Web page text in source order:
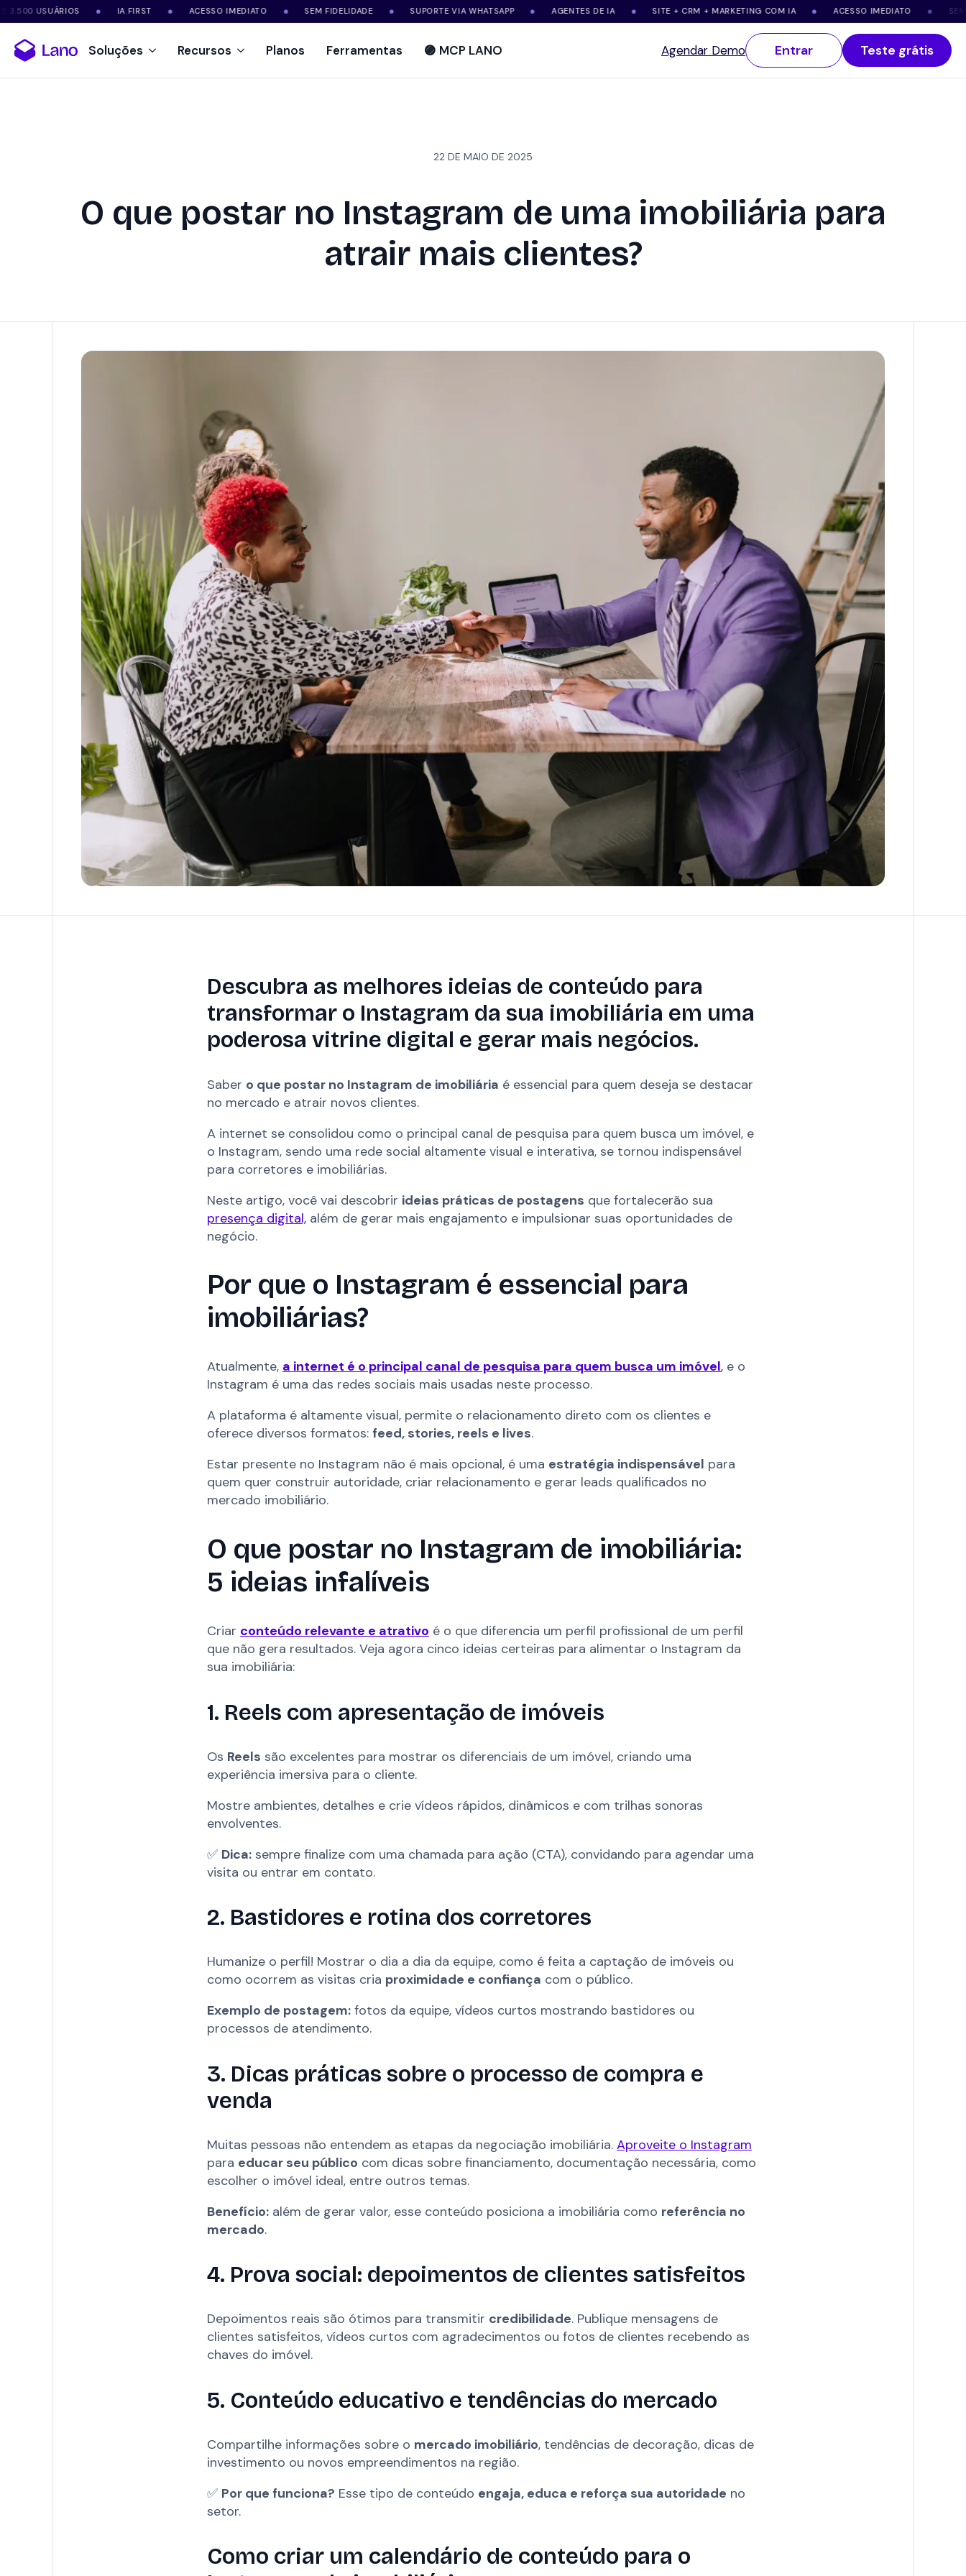
● IA FIRST ● ACESSO IMEDIATO ● SEM FIDELIDADE ● SUPORTE VIA WHATSAPP ● AGENTES DE IA ● SITE + CRM + MARKETING COM IA ● ACESSO IMEDIATO ● SEM
Soluções Recursos Planos Ferramentas 🟣 MCP LANO Agendar Demo Entrar Teste grátis
22 DE MAIO DE 2025
O que postar no Instagram de uma imobiliária para
atrair mais clientes?
Descubra as melhores ideias de conteúdo para
transformar o Instagram da sua imobiliária em uma
poderosa vitrine digital e gerar mais negócios.
Saber o que postar no Instagram de imobiliária é essencial para quem deseja se destacar
no mercado e atrair novos clientes.
A internet se consolidou como o principal canal de pesquisa para quem busca um imóvel, e
o Instagram, sendo uma rede social altamente visual e interativa, se tornou indispensável
para corretores e imobiliárias.
Neste artigo, você vai descobrir ideias práticas de postagens que fortalecerão sua
presença digital, além de gerar mais engajamento e impulsionar suas oportunidades de
negócio.
Por que o Instagram é essencial para
imobiliárias?
Atualmente, a internet é o principal canal de pesquisa para quem busca um imóvel, e o
Instagram é uma das redes sociais mais usadas neste processo.
A plataforma é altamente visual, permite o relacionamento direto com os clientes e
oferece diversos formatos: feed, stories, reels e lives.
Estar presente no Instagram não é mais opcional, é uma estratégia indispensável para
quem quer construir autoridade, criar relacionamento e gerar leads qualificados no
mercado imobiliário.
O que postar no Instagram de imobiliária:
5 ideias infalíveis
Criar conteúdo relevante e atrativo é o que diferencia um perfil profissional de um perfil
que não gera resultados. Veja agora cinco ideias certeiras para alimentar o Instagram da
sua imobiliária:
1. Reels com apresentação de imóveis
Os Reels são excelentes para mostrar os diferenciais de um imóvel, criando uma
experiência imersiva para o cliente.
Mostre ambientes, detalhes e crie vídeos rápidos, dinâmicos e com trilhas sonoras
envolventes.
✅ Dica: sempre finalize com uma chamada para ação (CTA), convidando para agendar uma
visita ou entrar em contato.
2. Bastidores e rotina dos corretores
Humanize o perfil! Mostrar o dia a dia da equipe, como é feita a captação de imóveis ou
como ocorrem as visitas cria proximidade e confiança com o público.
Exemplo de postagem: fotos da equipe, vídeos curtos mostrando bastidores ou
processos de atendimento.
3. Dicas práticas sobre o processo de compra e
venda
Muitas pessoas não entendem as etapas da negociação imobiliária. Aproveite o Instagram
para educar seu público com dicas sobre financiamento, documentação necessária, como
escolher o imóvel ideal, entre outros temas.
Benefício: além de gerar valor, esse conteúdo posiciona a imobiliária como referência no
mercado.
4. Prova social: depoimentos de clientes satisfeitos
Depoimentos reais são ótimos para transmitir credibilidade. Publique mensagens de
clientes satisfeitos, vídeos curtos com agradecimentos ou fotos de clientes recebendo as
chaves do imóvel.
5. Conteúdo educativo e tendências do mercado
Compartilhe informações sobre o mercado imobiliário, tendências de decoração, dicas de
investimento ou novos empreendimentos na região.
✅ Por que funciona? Esse tipo de conteúdo engaja, educa e reforça sua autoridade no
setor.
Como criar um calendário de conteúdo para o